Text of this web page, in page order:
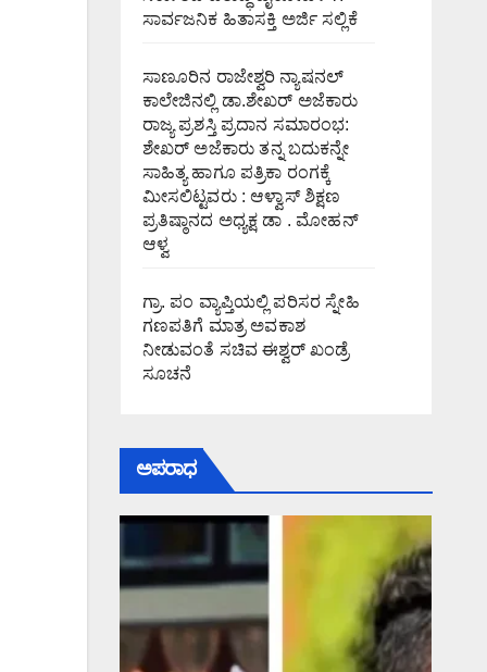
ಸಾರ್ವಜನಿಕ ಹಿತಾಸಕ್ತಿ ಅರ್ಜಿ ಸಲ್ಲಿಕೆ
ಸಾಣೂರಿನ ರಾಜೇಶ್ವರಿ ನ್ಯಾಷನಲ್
ಕಾಲೇಜಿನಲ್ಲಿ ಡಾ.ಶೇಖರ್ ಅಜೆಕಾರು
ರಾಜ್ಯ ಪ್ರಶಸ್ತಿ ಪ್ರದಾನ ಸಮಾರಂಭ:
ಶೇಖರ್ ಅಜೆಕಾರು ತನ್ನ ಬದುಕನ್ನೇ
ಸಾಹಿತ್ಯ ಹಾಗೂ ಪತ್ರಿಕಾ ರಂಗಕ್ಕೆ
ಮೀಸಲಿಟ್ಟವರು : ಆಳ್ವಾಸ್ ಶಿಕ್ಷಣ
ಪ್ರತಿಷ್ಠಾನದ ಅಧ್ಯಕ್ಷ ಡಾ . ಮೋಹನ್
ಆಳ್ವ
ಗ್ರಾ. ಪಂ ವ್ಯಾಪ್ತಿಯಲ್ಲಿ ಪರಿಸರ ಸ್ನೇಹಿ
ಗಣಪತಿಗೆ ಮಾತ್ರ ಅವಕಾಶ
ನೀಡುವಂತೆ ಸಚಿವ ಈಶ್ವರ್ ಖಂಡ್ರೆ
ಸೂಚನೆ
ಅಪರಾಧ